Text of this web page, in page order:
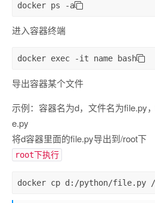
docker ps -a
进入容器终端
docker exec -it name bash
导出容器某个文件
示例：容器名为d，文件名为file.py
e.py
将d容器里面的file.py导出到/root下
root下执行
docker cp d : /python/file. py